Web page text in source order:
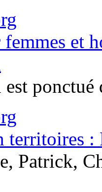
et
territoires :
Patrick,